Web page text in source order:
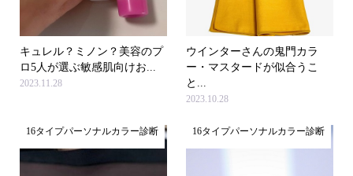
キュレル？ミノン？美容のプ
ロ5人が選ぶ敏感肌向けお...
2023.11.28
ウインターさんの鬼門カラ
ー・マスタードが似合うこ
と...
2023.10.28
16タイプパーソナルカラー診断 16タイプパーソナルカラー診断